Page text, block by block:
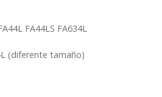
FA44LS FA634L
(diferente tamaño)